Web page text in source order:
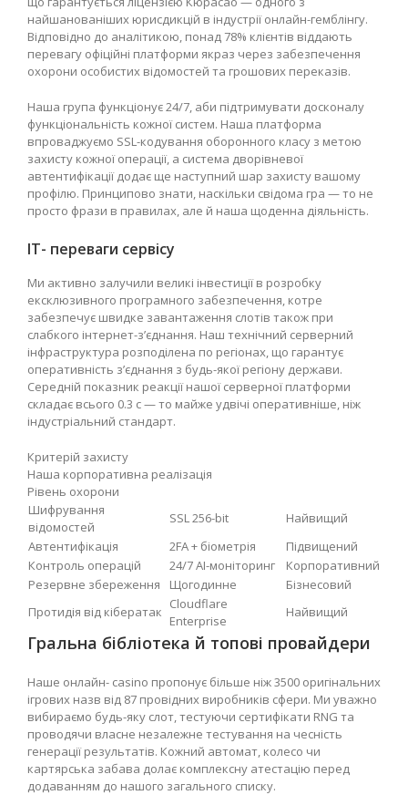
найшанованіших юрисдикцій в індустрії онлайн-гемблінгу.
Відповідно до аналітикою, понад 78% клієнтів віддають
перевагу офіційні платформи якраз через забезпечення
охорони особистих відомостей та грошових переказів.
Наша група функціонує 24/7, аби підтримувати досконалу
функціональність кожної систем. Наша платформа
впроваджуємо SSL-кодування оборонного класу з метою
захисту кожної операції, а система дворівневої
автентифікації додає ще наступний шар захисту вашому
профілю. Принципово знати, наскільки свідома гра — то не
просто фрази в правилах, але й наша щоденна діяльність.
IT- переваги сервісу
Ми активно залучили великі інвестиції в розробку
ексклюзивного програмного забезпечення, котре
забезпечує швидке завантаження слотів також при
слабкого інтернет-з’єднання. Наш технічний серверний
інфраструктура розподілена по регіонах, що гарантує
оперативність з’єднання з будь-якої регіону держави.
Середній показник реакції нашої серверної платформи
складає всього 0.3 с — то майже удвічі оперативніше, ніж
індустріальний стандарт.
Критерій захисту
Наша корпоративна реалізація
Рівень охорони
Шифрування
відомостей
SSL 256-bit
Найвищий
Автентифікація
2FA + біометрія
Підвищений
Контроль операцій
24/7 AI-моніторинг
Корпоративний
Резервне збереження
Щогодинне
Бізнесовий
Протидія від кібератак Cloudflare
Enterprise
Найвищий
Гральна бібліотека й топові провайдери
Наше онлайн- casino пропонує більше ніж 3500 оригінальних
ігрових назв від 87 провідних виробників сфери. Ми уважно
вибираємо будь-яку слот, тестуючи сертифікати RNG та
проводячи власне незалежне тестування на чесність
генерації результатів. Кожний автомат, колесо чи
картярська забава долає комплексну атестацію перед
додаванням до нашого загального списку.